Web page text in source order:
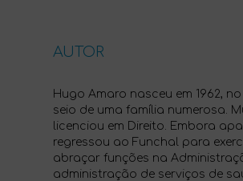
AUTOR
Hugo Amaro nasceu em 1962,
seio de uma família numerosa.
licenciou em Direito. Embora
regressou ao Funchal para
abraçar funções na
administração de serviços de